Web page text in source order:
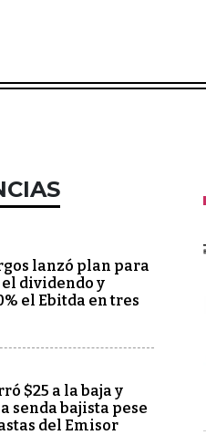
lanzó plan para
dividendo y
el Ebitda en tres
$25 a la baja y
senda bajista pese
del Emisor